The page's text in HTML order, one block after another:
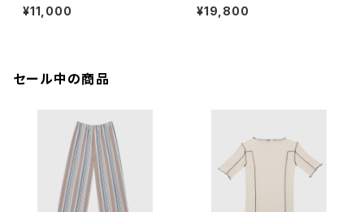
ー) 1"COTTON WEB BELT
S"(HAVANA/BEIGE) 2723
¥11,000
ー) 3-PIECE SILVER BUCKL
E BELTS"(BLACK×NICKEL)
¥19,800
セール中の商品